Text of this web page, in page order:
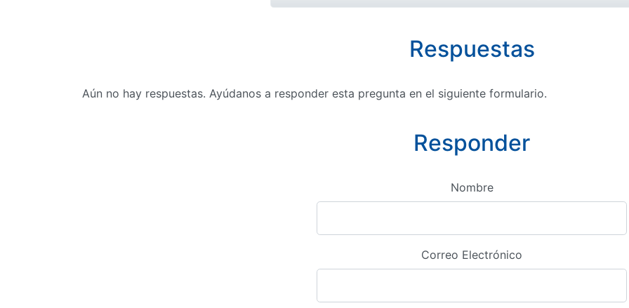
Respuestas
Aún no hay respuestas. Ayúdanos a responder esta pregunta en el siguiente formulario.
Responder
Nombre
Correo Electrónico